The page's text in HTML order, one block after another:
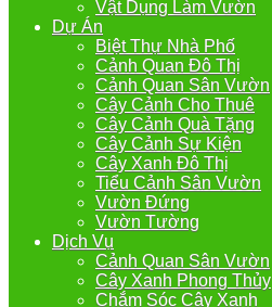
Vật Dụng Làm Vườn
Dự Án
Biệt Thự Nhà Phố
Cảnh Quan Đô Thị
Cảnh Quan Sân Vườn
Cây Cảnh Cho Thuê
Cây Cảnh Quà Tặng
Cây Cảnh Sự Kiện
Cây Xanh Đô Thị
Tiểu Cảnh Sân Vườn
Vườn Đứng
Vườn Tường
Dịch Vụ
Cảnh Quan Sân Vườn
Cây Xanh Phong Thủy
Chắm Sóc Cây Xanh